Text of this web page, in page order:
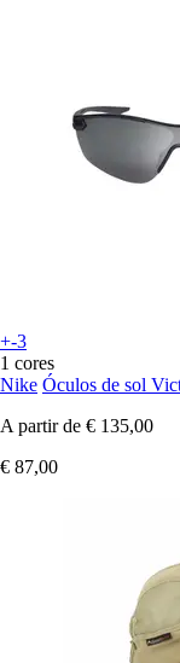
+-3
1 cores
Nike Óculos de sol
A partir de € 135,00
€ 87,00